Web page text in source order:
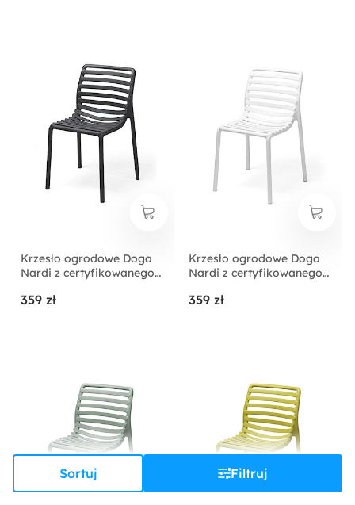
Krzesło ogrodowe Doga
Nardi z certyfikowanego
359 zł
Krzesło ogrodowe Doga
Nardi z certyfikowanego
359 zł
Sortuj Filtruj